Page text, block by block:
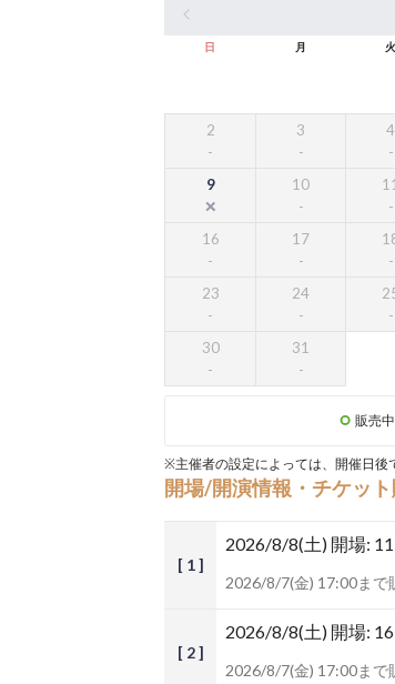
日 月 火
2 3 4
9 10 11
16 17
23 24
30 31
販売中
※主催者の設定によっては、開催日後
開場/開演情報・チケッ
[ 1 ]
2026/8/8(土) 開場:
2026/8/7(金) 17:00まで
[ 2 ]
2026/8/8(土) 開場:
2026/8/7(金) 17:00まで